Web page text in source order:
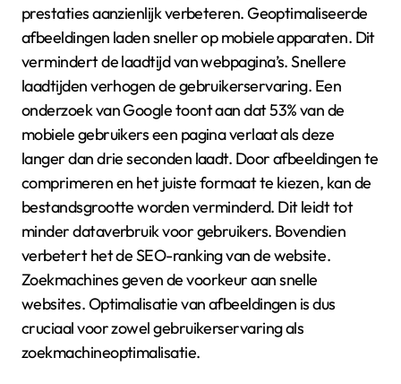
prestaties aanzienlijk verbeteren. Geoptimaliseerde
afbeeldingen laden sneller op mobiele apparaten. Dit
vermindert de laadtijd van webpagina’s. Snellere
laadtijden verhogen de gebruikerservaring. Een
onderzoek van Google toont aan dat 53% van de
mobiele gebruikers een pagina verlaat als deze
langer dan drie seconden laadt. Door afbeeldingen te
comprimeren en het juiste formaat te kiezen, kan de
bestandsgrootte worden verminderd. Dit leidt tot
minder dataverbruik voor gebruikers. Bovendien
verbetert het de SEO-ranking van de website.
Zoekmachines geven de voorkeur aan snelle
websites. Optimalisatie van afbeeldingen is dus
cruciaal voor zowel gebruikerservaring als
zoekmachineoptimalisatie.